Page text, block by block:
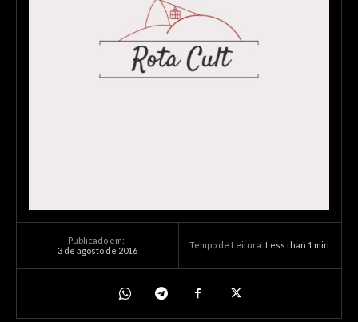
Publicado em:
3 de agosto de 2016
Tempo de Leitura: Less than 1 min.